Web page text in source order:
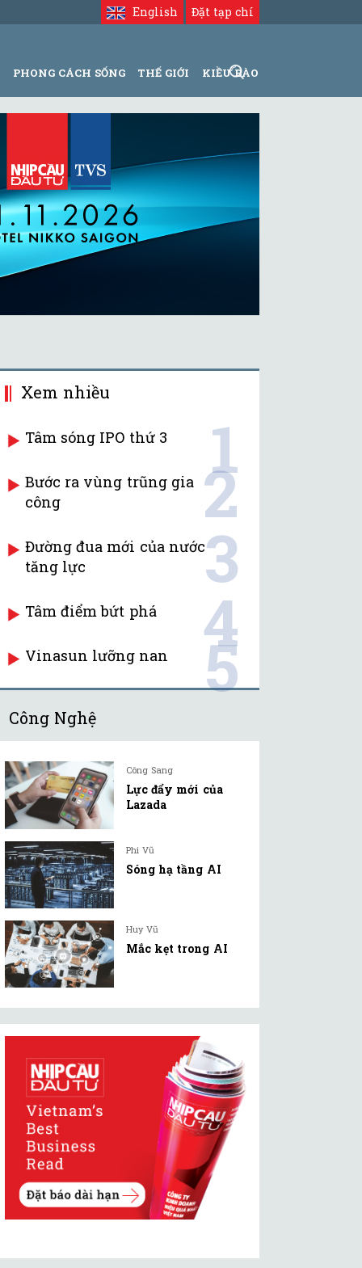
Đặt tạp chí
English
PHONG CÁCH SỐNG THẾ GIỚI KIỀU BÀO
Xem nhiều
Tâm sóng IPO thứ 3 1
Bước ra vùng trũng gia
công
2
Đường đua mới của nước
tăng lực
3
Tâm điểm bứt phá 4
Vinasun lưỡng nan 5
Công Nghệ
Công Sang
Lực đẩy mới của
Lazada
Phi Vũ
Sóng hạ tầng AI
Huy Vũ
Mắc kẹt trong AI